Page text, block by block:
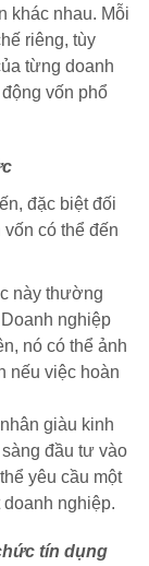
khác nhau. Mỗi
riêng, tùy
từng doanh
vốn phổ
đặc biệt đối
có thể đến
này thường
nghiệp
nó có thể ảnh
nếu việc hoàn
giàu kinh
đầu tư vào
yêu cầu một
nghiệp.
tín dụng